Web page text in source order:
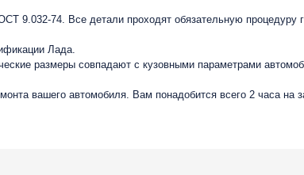
9.032-74. Все детали проходят обязательную процедуру
Лада.
размеры совпадают с кузовными параметрами
вашего автомобиля. Вам понадобится всего 2 часа